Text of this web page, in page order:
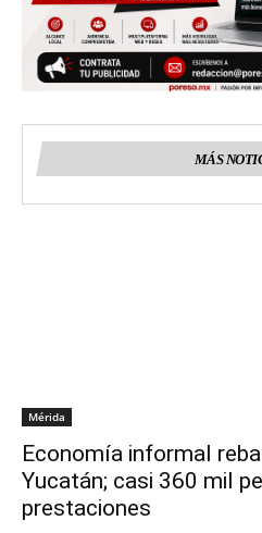
MÁS
Mérida
Economía informal
Yucatán; casi 360 mil
prestaciones